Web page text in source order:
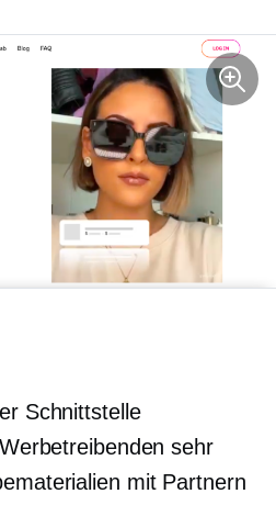
Schnittstelle
sehr
mit Partnern